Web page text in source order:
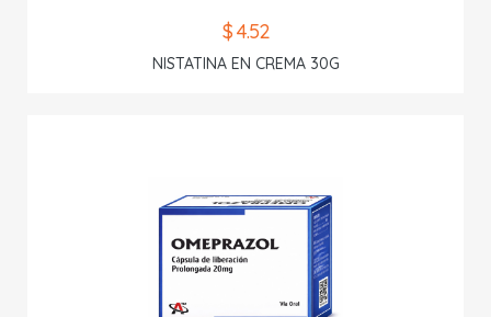
$ 4.52
NISTATINA EN CREMA 30G